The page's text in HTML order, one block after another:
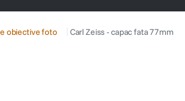
obiective foto Carl Zeiss - capac fata 77mm